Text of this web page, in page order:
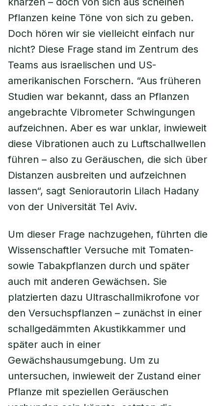
Pflanzen keine Töne von sich zu geben.
Doch hören wir sie vielleicht einfach nur
nicht? Diese Frage stand im Zentrum des
Teams aus israelischen und US-
amerikanischen Forschern. “Aus früheren
Studien war bekannt, dass an Pflanzen
angebrachte Vibrometer Schwingungen
aufzeichnen. Aber es war unklar, inwieweit
diese Vibrationen auch zu Luftschallwellen
führen – also zu Geräuschen, die sich über
Distanzen ausbreiten und aufzeichnen
lassen“, sagt Seniorautorin Lilach Hadany
von der Universität Tel Aviv.
Um dieser Frage nachzugehen, führten die
Wissenschaftler Versuche mit Tomaten-
sowie Tabakpflanzen durch und später
auch mit anderen Gewächsen. Sie
platzierten dazu Ultraschallmikrofone vor
den Versuchspflanzen – zunächst in einer
schallgedämmten Akustikkammer und
später auch in einer
Gewächshausumgebung. Um zu
untersuchen, inwieweit der Zustand einer
Pflanze mit speziellen Geräuschen